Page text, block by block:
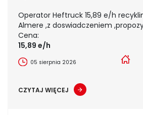
Operator Heftruck 15,89 e/h
Almere ,z doswiadczeniem
Cena:
15,89 e/h
05 sierpnia 2026
CZYTAJ WIĘCEJ